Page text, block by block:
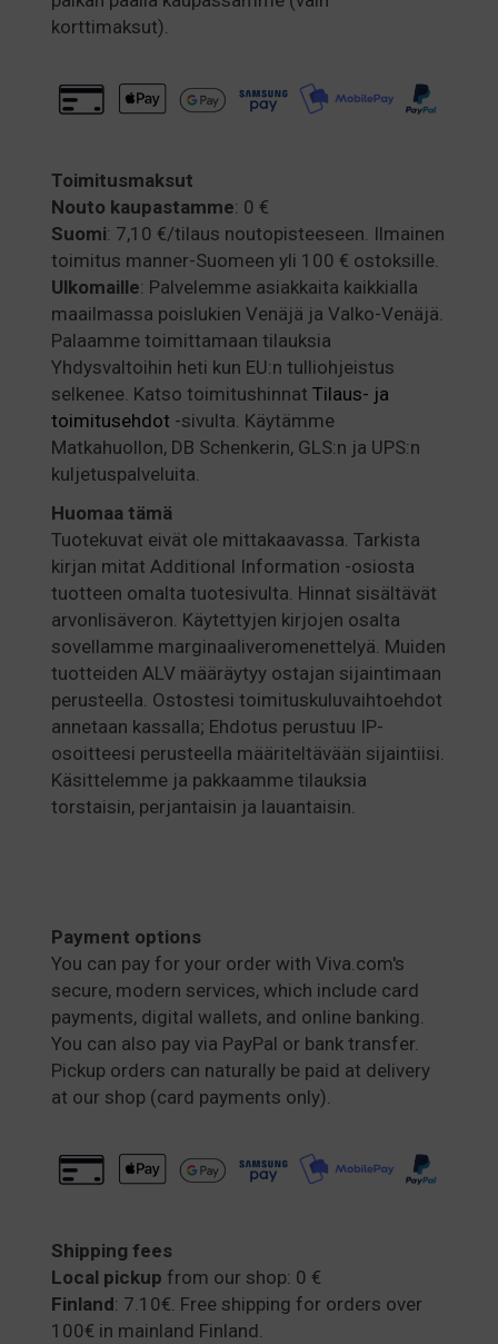
korttimaksut).
Toimitusmaksut
Nouto kaupastamme: 0 €
Suomi: 7,10 €/tilaus noutopisteeseen. Ilmainen
toimitus manner-Suomeen yli 100 € ostoksille.
Ulkomaille: Palvelemme asiakkaita kaikkialla
maailmassa poislukien Venäjä ja Valko-Venäjä.
Palaamme toimittamaan tilauksia
Yhdysvaltoihin heti kun EU:n tulliohjeistus
selkenee. Katso toimitushinnat Tilaus- ja
toimitusehdot -sivulta. Käytämme
Matkahuollon, DB Schenkerin, GLS:n ja UPS:n
kuljetuspalveluita.
Huomaa tämä
Tuotekuvat eivät ole mittakaavassa. Tarkista
kirjan mitat Additional Information -osiosta
tuotteen omalta tuotesivulta. Hinnat sisältävät
arvonlisäveron. Käytettyjen kirjojen osalta
sovellamme marginaaliveromenettelyä. Muiden
tuotteiden ALV määräytyy ostajan sijaintimaan
perusteella. Ostostesi toimituskuluvaihtoehdot
annetaan kassalla; Ehdotus perustuu IP-
osoitteesi perusteella määriteltävään sijaintiisi.
Käsittelemme ja pakkaamme tilauksia
torstaisin, perjantaisin ja lauantaisin.
Payment options
You can pay for your order with Viva.com's
secure, modern services, which include card
payments, digital wallets, and online banking.
You can also pay via PayPal or bank transfer.
Pickup orders can naturally be paid at delivery
at our shop (card payments only).
Shipping fees
Local pickup from our shop: 0 €
Finland: 7.10€. Free shipping for orders over
100€ in mainland Finland.